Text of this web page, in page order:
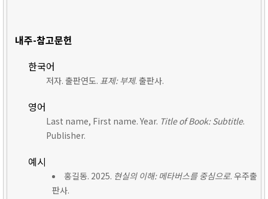
내주-참고문헌
한국어
저자. 출판연도. 표제: 부제. 출판사.
영어
Last name, First name. Year. Title of Book: Subtitle.
Publisher.
예시
홍길동. 2025. 현실의 이해: 메타버스를 중심으로. 우주출
판사.